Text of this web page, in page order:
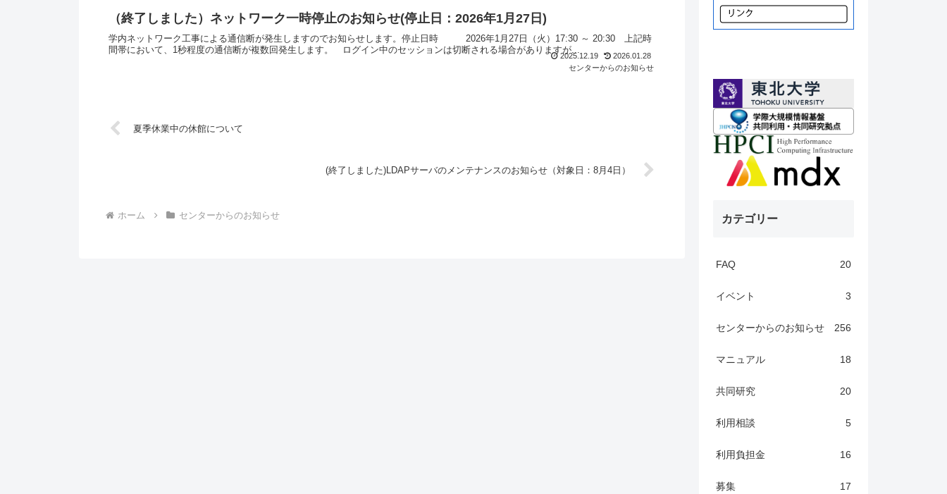
（終了しました）ネットワーク一時停止のお知らせ(停止日：2026年1月27日)
学内ネットワーク工事による通信断が発生しますのでお知らせします。停止日時 2026年1月27日（火）17:30 ～ 20:30 上記時
間帯において、1秒程度の通信断が複数回発生します。 ログイン中のセッションは切断される場合がありますが...
2025.12.19
2026.01.28
センターからのお知らせ
夏季休業中の休館について
(終了しました)LDAPサーバのメンテナンスのお知らせ（対象日：8月4日）
ホーム センターからのお知らせ カテゴリー
FAQ 20
イベント 3
センターからのお知らせ 256
マニュアル 18
共同研究 20
利用相談 5
利用負担金 16
募集 17